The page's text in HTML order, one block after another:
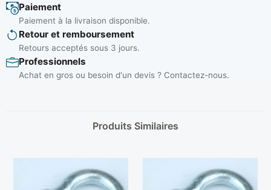
Paiement
Paiement à la livraison disponible.
Retour et remboursement
Retours acceptés sous 3 jours.
Professionnels
Achat en gros ou besoin d'un devis ? Contactez-nous.
Produits Similaires